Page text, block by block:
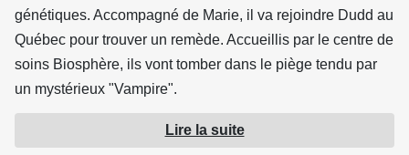
génétiques. Accompagné de Marie, il va rejoindre Dudd au
Québec pour trouver un remède. Accueillis par le centre de
soins Biosphère, ils vont tomber dans le piège tendu par
un mystérieux "Vampire".
Source : Les Humanoïdes Associés
Lire la suite